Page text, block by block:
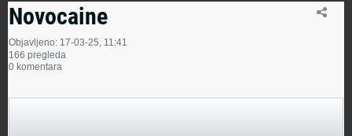
Novocaine
Objavljeno: 17-03-25, 11:41
166 pregleda
0 komentara